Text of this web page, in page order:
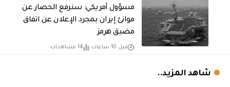
مسؤول أمريكي: سنرفع الحصار عن
موانئ إيران بمجرد الإعلان عن اتفاق
مضيق هرمز
قبل 10 ساعات 14 مشاهدات
شاهد المزيد..